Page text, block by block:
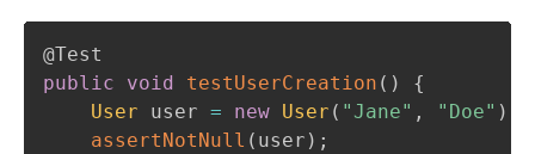
@Test
public
void testUserCreation ( )
{
User user = new User ( "Jane" , "Doe" )
assertNotNull ( user ) ;